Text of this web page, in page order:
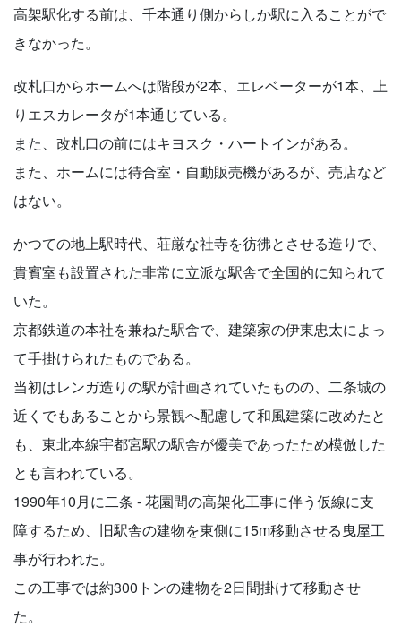
高架駅化する前は、千本通り側からしか駅に入ることがで
きなかった。
改札口からホームへは階段が2本、エレベーターが1本、上
りエスカレータが1本通じている。
また、改札口の前にはキヨスク・ハートインがある。
また、ホームには待合室・自動販売機があるが、売店など
はない。
かつての地上駅時代、荘厳な社寺を彷彿とさせる造りで、
貴賓室も設置された非常に立派な駅舎で全国的に知られて
いた。
京都鉄道の本社を兼ねた駅舎で、建築家の伊東忠太によっ
て手掛けられたものである。
当初はレンガ造りの駅が計画されていたものの、二条城の
近くでもあることから景観へ配慮して和風建築に改めたと
も、東北本線宇都宮駅の駅舎が優美であったため模倣した
とも言われている。
1990年10月に二条 - 花園間の高架化工事に伴う仮線に支
障するため、旧駅舎の建物を東側に15m移動させる曳屋工
事が行われた。
この工事では約300トンの建物を2日間掛けて移動させ
た。